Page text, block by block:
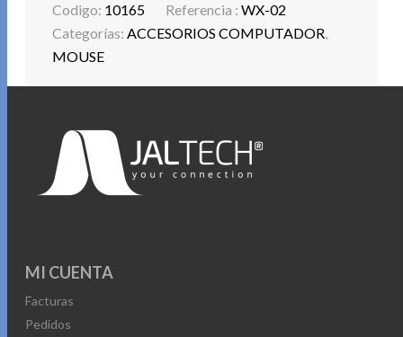
Codigo: 10165 Referencia :WX-02
Categorías:ACCESORIOS COMPUTADOR,
MOUSE
MI CUENTA
Facturas
Pedidos